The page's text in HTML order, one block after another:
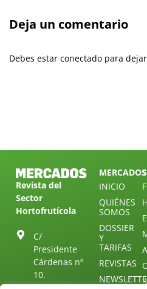
Deja un comentario
Debes estar conectado para
Revista del
Sector
Hortofrutícola
C/
Presidente
Cárdenas nº
10.
MERCADOS
INICIO
QUIÉNES
SOMOS
DOSSIER
Y
TARIFAS
REVISTAS